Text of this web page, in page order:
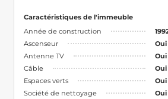
Caractéristiques de l'immeuble
Année de construction
Ascenseur
Oui
Antenne TV
Oui
Câble
Oui
Espaces verts
Oui
Société de nettoyage
Oui